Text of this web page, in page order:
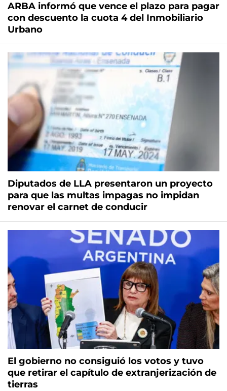
ARBA informó que vence el plazo para pagar
con descuento la cuota 4 del Inmobiliario
Urbano
Diputados de LLA presentaron un proyecto
para que las multas impagas no impidan
renovar el carnet de conducir
El gobierno no consiguió los votos y tuvo
que retirar el capítulo de extranjerización de
tierras